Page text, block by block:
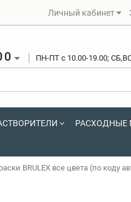
Личный кабинет
ПН-ПТ c 10.00-19.00;
РАСХОДНЫЕ
BRULEX все цвета (по коду